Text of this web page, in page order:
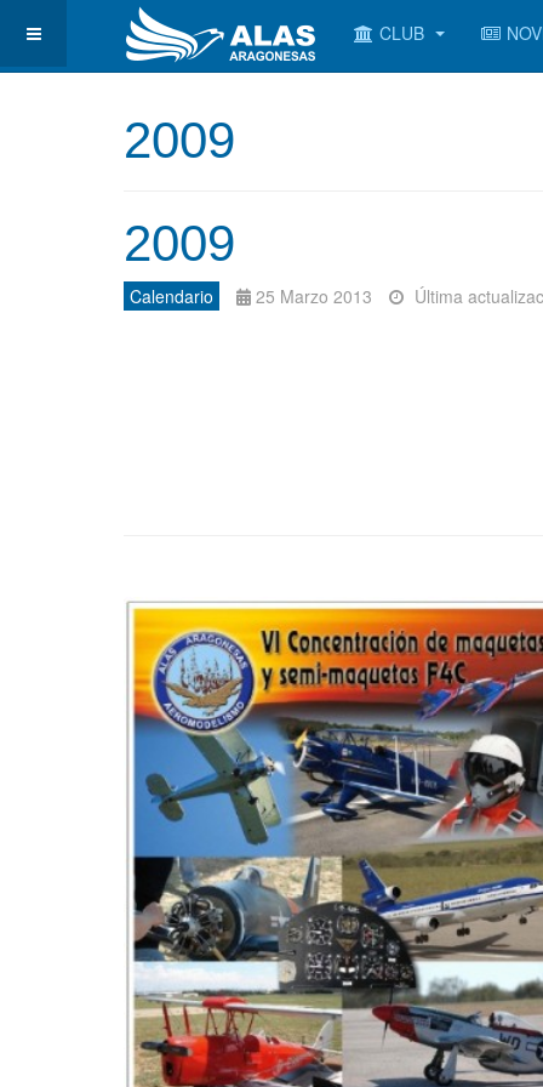
CLUB
2009
2009
Calendario 25 Marzo 2013 Última